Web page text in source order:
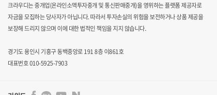
크라우디는 중개업(온라인소액투자중개 및 통신판매중개)을 영위하는 플랫폼 제공자로
자금을 모집하는당사자가 아닙니다. 따라서 투자손실의 위험을 보전하거나 상품 제공을
보장해 드리지 않으며 이에 대한 법적인 책임을 지지 않습니다.
경기도 용인시 기흥구 동백중앙로 191 8층 이861호
대표번호 010-5925-7903